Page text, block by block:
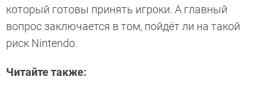
который готовы принять игроки. А главный
вопрос заключается в том, пойдёт ли на такой
риск Nintendo.
Читайте также: